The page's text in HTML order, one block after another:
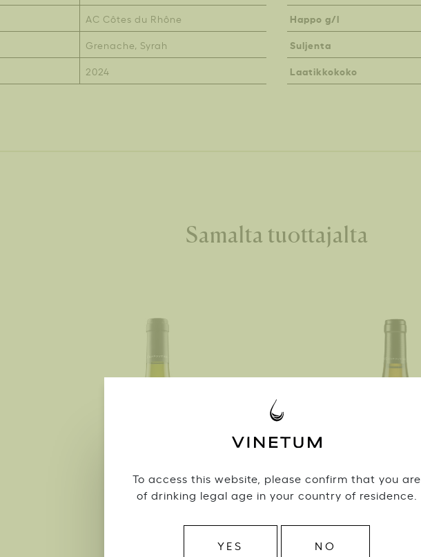
To access this website, please confirm that you are
of drinking legal age in your country of residence.
YES NO
AC Côtes du Rhône
Grenache, Syrah
2024
Happo g/l
Suljenta
Laatikkokoko
Samalta tuottajalta